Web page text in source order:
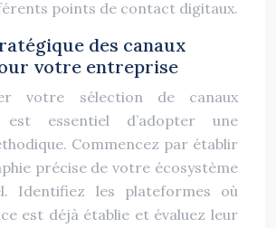
points de contact digitaux.
des canaux
votre entreprise
votre sélection de canaux
essentiel d’adopter une
Commencez par établir
précise de votre écosystème
Identifiez les plateformes où
est déjà établie et évaluez leur